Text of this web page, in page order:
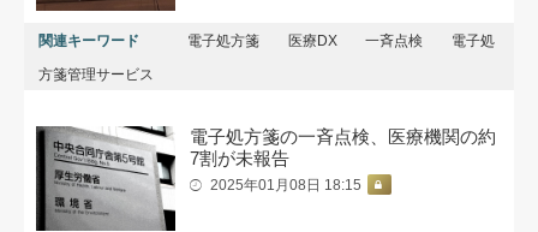
関連キーワード 電子処方箋 医療DX 一斉点検
電子処
方箋管理サービス
電子処方箋の一斉点検、医療機関の約
7割が未報告
2025年01月08日 18:15